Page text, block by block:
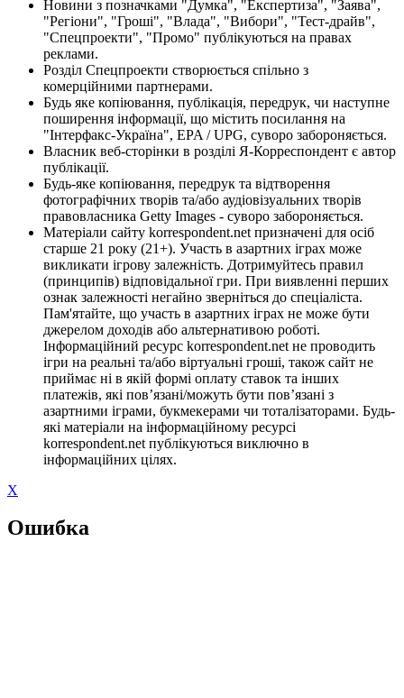
Новини з позначками "Думка", "Експертиза", "Заява",
"Регіони", "Гроші", "Влада", "Вибори", "Тест-драйв",
"Спецпроекти", "Промо" публікуються на правах
реклами.
Розділ Спецпроекти створюється спільно з
комерційними партнерами.
Будь яке копіювання, публікація, передрук, чи наступне
поширення інформації, що містить посилання на
"Інтерфакс-Україна", EPA / UPG, суворо забороняється.
Власник веб-сторінки в розділі Я-Корреспондент є автор
публікації.
Будь-яке копіювання, передрук та відтворення
фотографічних творів та/або аудіовізуальних творів
правовласника Getty Images - суворо забороняється.
Матеріали сайту korrespondent.net призначені для осіб
старше 21 року (21+). Участь в азартних іграх може
викликати ігрову залежність. Дотримуйтесь правил
(принципів) відповідальної гри. При виявленні перших
ознак залежності негайно зверніться до спеціаліста.
Пам'ятайте, що участь в азартних іграх не може бути
джерелом доходів або альтернативою роботі.
Інформаційний ресурс korrespondent.net не проводить
ігри на реальні та/або віртуальні гроші, також сайт не
приймає ні в якій формі оплату ставок та інших
платежів, які пов’язані/можуть бути пов’язані з
азартними іграми, букмекерами чи тоталізаторами. Будь-
які матеріали на інформаційному ресурсі
korrespondent.net публікуються виключно в
інформаційних цілях.
X
Ошибка